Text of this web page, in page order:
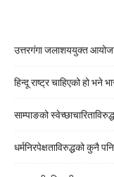
उत्तरगंगा जलाशययुक्त
हिन्दू राष्ट्र चाहिएको हो भने
साम्पाङको
धर्मनिरपेक्षताविरुद्धको कुनै